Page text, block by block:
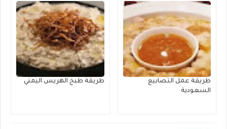
طريقة عمل التصابيع
السعودية
طريقة طبخ الهريس اليمني